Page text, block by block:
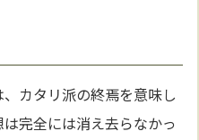
カタリ派の終焉を意味し
完全には消え去らなかっ